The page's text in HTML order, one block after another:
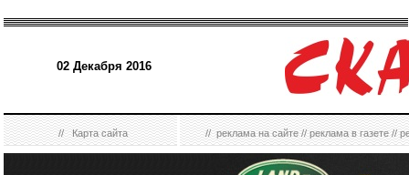
02 Декабря 2016
//Карта сайта //реклама на сайте//реклама в газете//